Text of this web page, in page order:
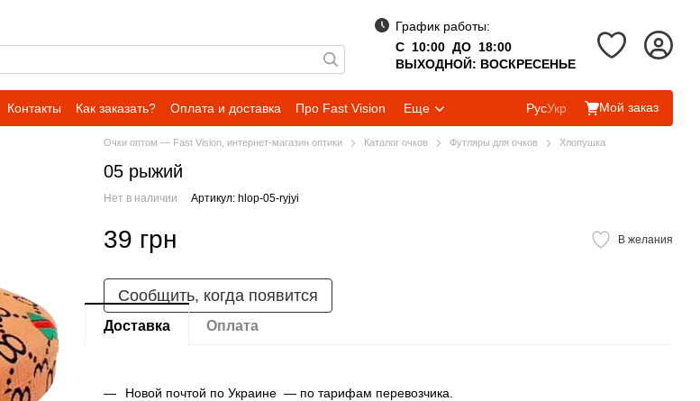
График работы:
С 10:00 ДО 18:00
ВЫХОДНОЙ: ВОСКРЕСЕНЬЕ
Контакты Как заказать? Оплата и доставка Про Fast Vision Еще РусУкр Мой заказ
Очки оптом — Fast Vision, интернет-магазин оптики Каталог очков Футляры для очков Хлопушка
05 рыжий
Нет в наличии Артикул: hlop-05-ryjyi
39 грн В желания
Сообщить, когда появится
Доставка Оплата
Новой почтой по Украине — по тарифам перевозчика.